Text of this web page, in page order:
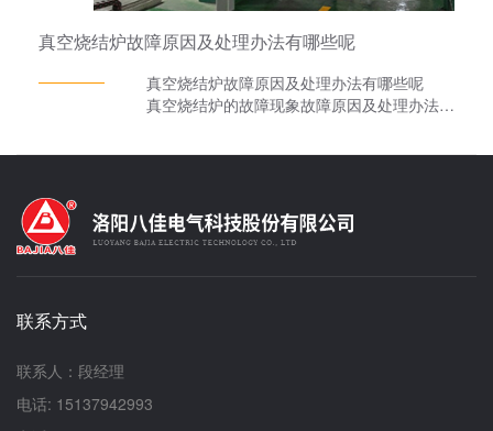
真空烧结炉故障原因及处理办法有哪些呢
真空烧结炉故障原因及处理办法有哪些呢
真空烧结炉的故障现象故障原因及处理办法有
气过滤器。 4、有漏气处：抽空后关闭真空烧
结炉电源，检查电磁阀、管接头、真空泵吸气阀及
簧和吸气阀，轻轻拉伸O型圈几次，重新将其嵌入
片。 9、真空烧结炉的真空泵漏油：回油阀堵
联系方式
联系人：段经理
电话: 15137942993